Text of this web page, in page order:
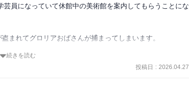
を活かして、一歩一歩真相に迫っていく過程がとにかくワ
に心を引き込まれた。
親の気持ちにはとても共感できた。
員になっていて休館中の美術館を案内してもらうことにな
まれてグロリアおばさんが捕まってしまいます。
続きを読む
投稿日 : 2026.04.27